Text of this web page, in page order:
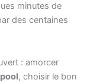
minutes de
des centaines
: amorcer
, choisir le bon